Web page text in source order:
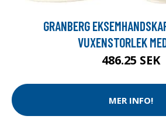
GRANBERG
VUXENSTORLEK
486.25 SEK
MER INFO!